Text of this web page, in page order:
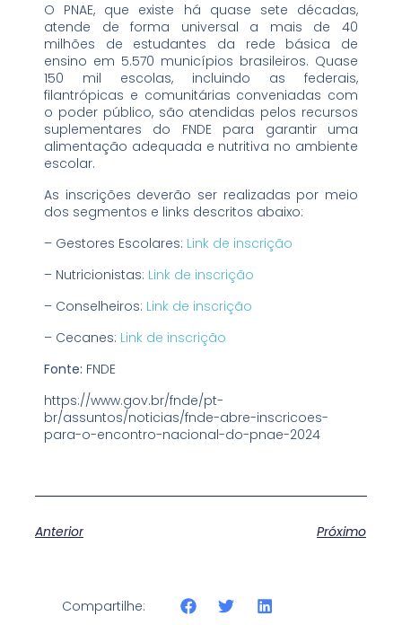
O PNAE, que existe há quase sete décadas,
atende de forma universal a mais de 40
milhões de estudantes da rede básica de
ensino em 5.570 municípios brasileiros. Quase
150 mil escolas, incluindo as federais,
filantrópicas e comunitárias conveniadas com
o poder público, são atendidas pelos recursos
suplementares do FNDE para garantir uma
alimentação adequada e nutritiva no ambiente
escolar.
As inscrições deverão ser realizadas por meio
dos segmentos e links descritos abaixo:
– Gestores Escolares: Link de inscrição
– Nutricionistas: Link de inscrição
– Conselheiros: Link de inscrição
– Cecanes: Link de inscrição
Fonte: FNDE
https://www.gov.br/fnde/pt-
br/assuntos/noticias/fnde-abre-inscricoes-
para-o-encontro-nacional-do-pnae-2024
Anterior Próximo
Compartilhe: